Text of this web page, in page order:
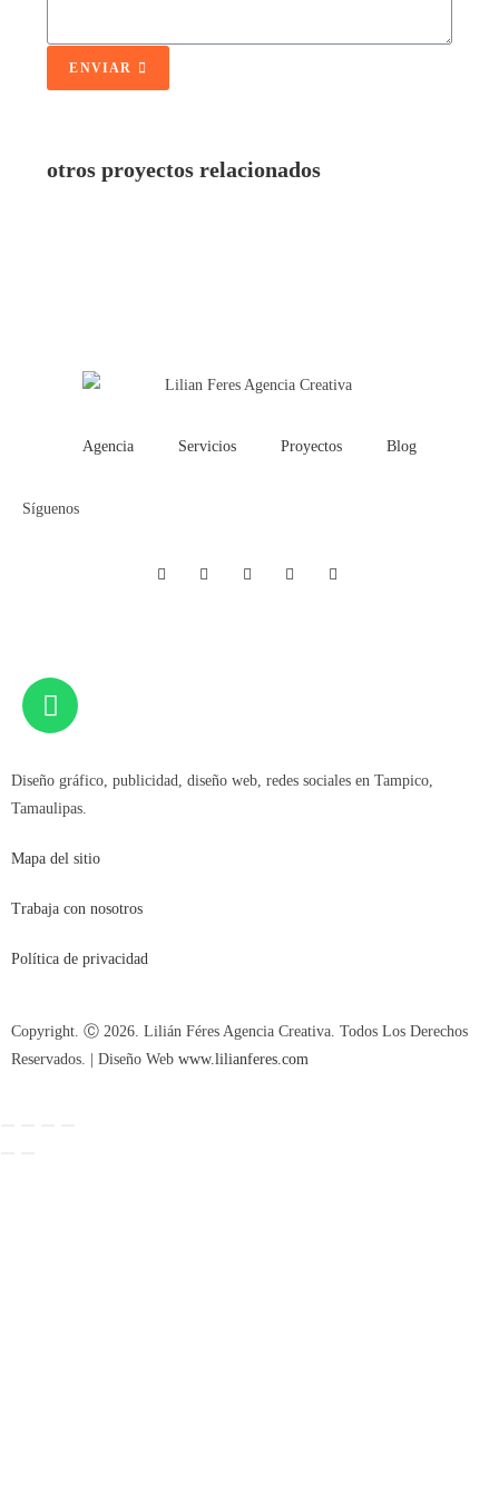
ENVIAR
otros proyectos relacionados
Agencia Servicios Proyectos Blog
Síguenos
Diseño gráfico, publicidad, diseño web, redes sociales en Tampico,
Tamaulipas.
Mapa del sitio
Trabaja con nosotros
Política de privacidad
Copyright. Ⓒ 2026. Lilián Féres Agencia Creativa. Todos Los Derechos
Reservados. | Diseño Web www.lilianferes.com